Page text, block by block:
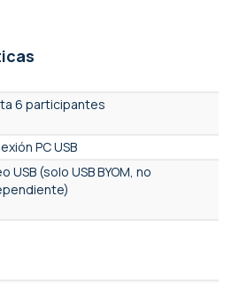
6 participantes
PC USB
USB (solo USB BYOM, no